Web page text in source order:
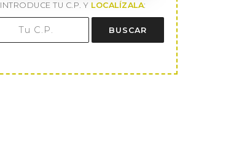
INTRODUCE TU C.P. Y LOCALÍZALA:
BUSCAR